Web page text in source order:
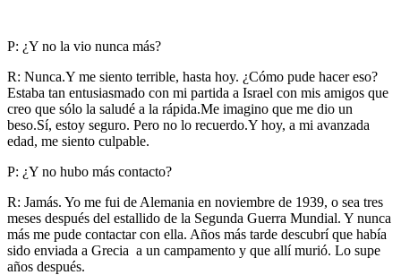
P: ¿Y no la vio nunca más?
R: Nunca.Y me siento terrible, hasta hoy. ¿Cómo pude hacer eso?
Estaba tan entusiasmado con mi partida a Israel con mis amigos que
creo que sólo la saludé a la rápida.Me imagino que me dio un
beso.Sí, estoy seguro. Pero no lo recuerdo.Y hoy, a mi avanzada
edad, me siento culpable.
P: ¿Y no hubo más contacto?
R: Jamás. Yo me fui de Alemania en noviembre de 1939, o sea tres
meses después del estallido de la Segunda Guerra Mundial. Y nunca
más me pude contactar con ella. Años más tarde descubrí que había
sido enviada a Grecia a un campamento y que allí murió. Lo supe
años después.